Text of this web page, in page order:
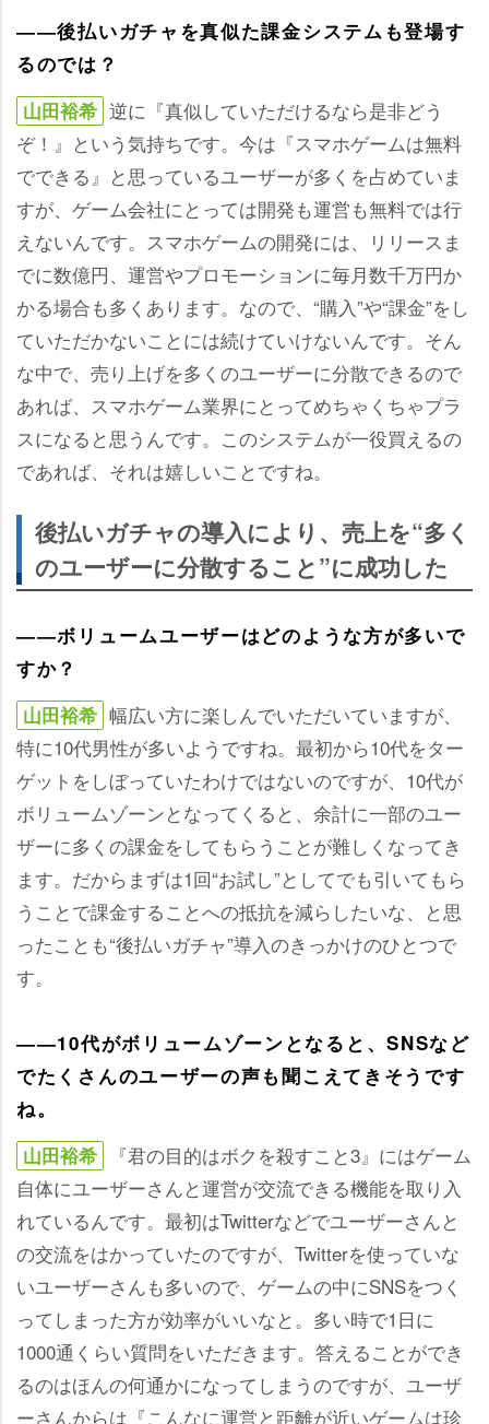
――後払いガチャを真似た課金システムも登場す
るのでは？
山田裕希 逆に『真似していただけるなら是非どう
ぞ！』という気持ちです。今は『スマホゲームは無料
でできる』と思っているユーザーが多くを占めていま
すが、ゲーム会社にとっては開発も運営も無料では行
えないんです。スマホゲームの開発には、リリースま
でに数億円、運営やプロモーションに毎月数千万円か
かる場合も多くあります。なので、“購入”や“課金”をし
ていただかないことには続けていけないんです。そん
な中で、売り上げを多くのユーザーに分散できるので
あれば、スマホゲーム業界にとってめちゃくちゃプラ
スになると思うんです。このシステムが一役買えるの
であれば、それは嬉しいことですね。
後払いガチャの導入により、売上を“多く
のユーザーに分散すること”に成功した
――ボリュームユーザーはどのような方が多いで
すか？
山田裕希 幅広い方に楽しんでいただいていますが、
特に10代男性が多いようですね。最初から10代をター
ゲットをしぼっていたわけではないのですが、10代が
ボリュームゾーンとなってくると、余計に一部のユー
ザーに多くの課金をしてもらうことが難しくなってき
ます。だからまずは1回“お試し”としてでも引いてもら
うことで課金することへの抵抗を減らしたいな、と思
ったことも“後払いガチャ”導入のきっかけのひとつで
す。
――10代がボリュームゾーンとなると、SNSなど
でたくさんのユーザーの声も聞こえてきそうです
ね。
山田裕希
『君の目的はボクを殺すこと3』にはゲーム
自体にユーザーさんと運営が交流できる機能を取り入
れているんです。最初はTwitterなどでユーザーさんと
の交流をはかっていたのですが、Twitterを使っていな
いユーザーさんも多いので、ゲームの中にSNSをつく
ってしまった方が効率がいいなと。多い時で1日に
1000通くらい質問をいただきます。答えることができ
るのはほんの何通かになってしまうのですが、ユーザ
ーさんからは『こんなに運営と距離が近いゲームは珍